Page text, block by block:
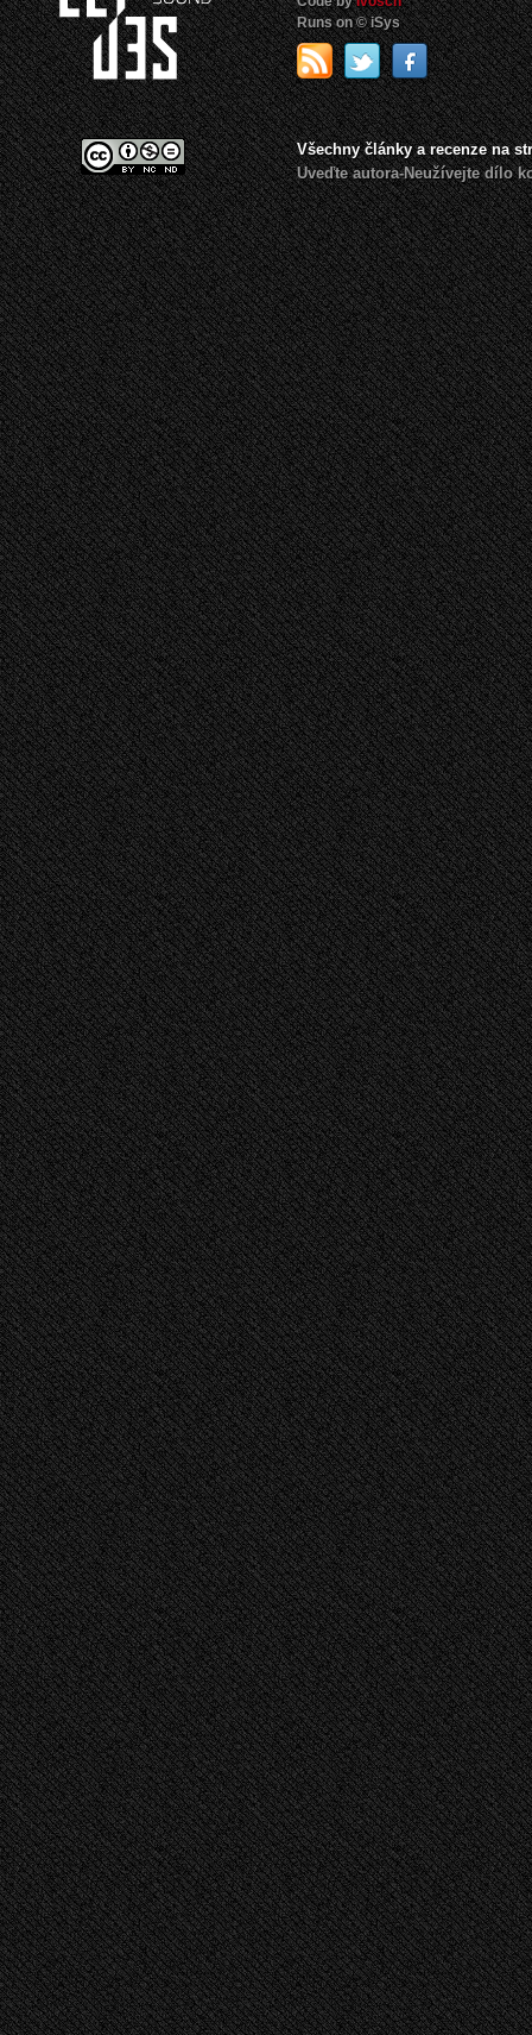
Runs on © iSys
Všechny články a recenze na
Uveďte autora-Neužívejte dílo